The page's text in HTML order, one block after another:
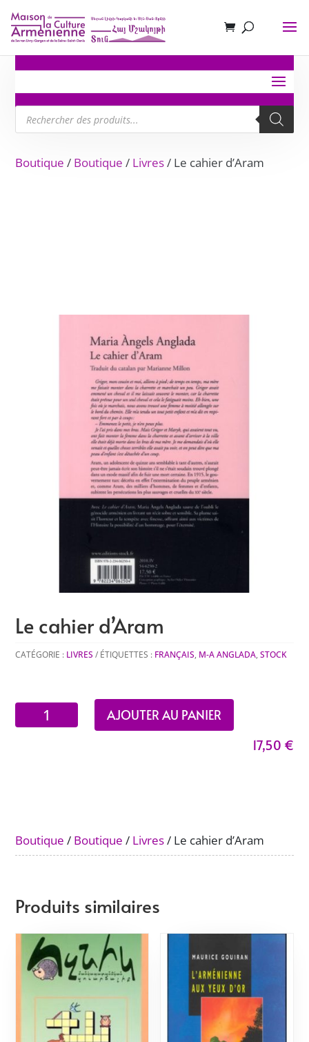
Recherche
de
produits
Boutique / Boutique / Livres/ Le cahier d’Aram
Le cahier d’Aram
CATÉGORIE : LIVRES ÉTIQUETTES : FRANÇAIS, M-A ANGLADA,STOCK
quantité
de
AJOUTER AU PANIER
17,50 €
Boutique / Boutique / Livres/ Le cahier d’Aram
Produits similaires